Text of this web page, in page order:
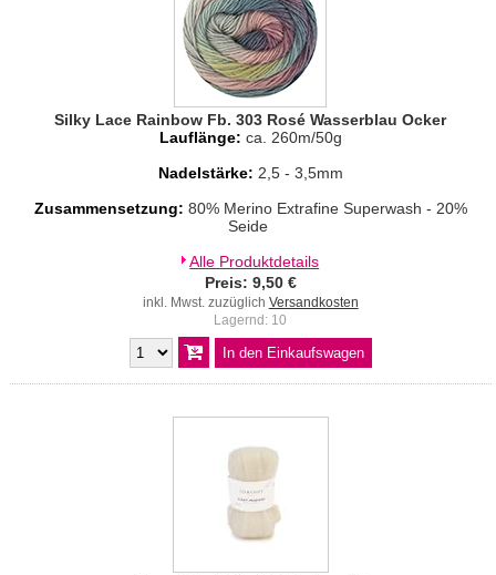
Silky Lace Rainbow Fb. 303 Rosé Wasserblau Ocker
Lauflänge: ca. 260m/50g
Nadelstärke: 2,5 - 3,5mm
Zusammensetzung: 80% Merino Extrafine Superwash - 20%
Seide
Alle Produktdetails
Preis: 9,50 €
inkl. Mwst. zuzüglich Versandkosten
Lagernd: 10